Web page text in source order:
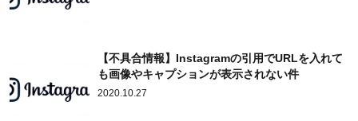
【不具合情報】Instagramの引用でURLを入れて
も画像やキャプションが表示されない件
2020.10.27